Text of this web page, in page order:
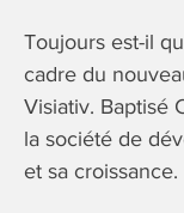
Toujours est-il
cadre du
Visiativ. Baptisé
la société de
et sa croissance.